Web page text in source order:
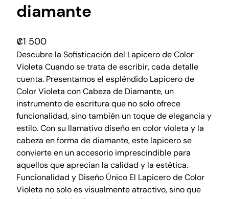
diamante
₡1 500
Descubre la Sofisticación del Lapicero de Color
Violeta Cuando se trata de escribir, cada detalle
cuenta. Presentamos el espléndido Lapicero de
Color Violeta con Cabeza de Diamante, un
instrumento de escritura que no solo ofrece
funcionalidad, sino también un toque de elegancia y
estilo. Con su llamativo diseño en color violeta y la
cabeza en forma de diamante, este lapicero se
convierte en un accesorio imprescindible para
aquellos que aprecian la calidad y la estética.
Funcionalidad y Diseño Único El Lapicero de Color
Violeta no solo es visualmente atractivo, sino que